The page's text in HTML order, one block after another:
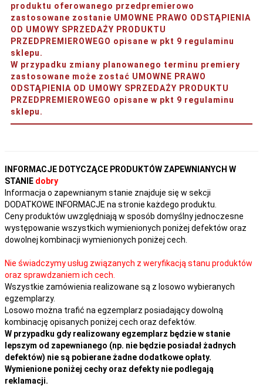
produktu oferowanego przedpremierowo
zastosowane zostanie UMOWNE PRAWO ODSTĄPIENIA
OD UMOWY SPRZEDAŻY PRODUKTU
PRZEDPREMIEROWEGO opisane w pkt 9 regulaminu
sklepu.
W przypadku zmiany planowanego terminu premiery
zastosowane może zostać UMOWNE PRAWO
ODSTĄPIENIA OD UMOWY SPRZEDAŻY PRODUKTU
PRZEDPREMIEROWEGO opisane w pkt 9 regulaminu
sklepu.
INFORMACJE DOTYCZĄCE PRODUKTÓW ZAPEWNIANYCH W
STANIE dobry
Informacja o zapewnianym stanie znajduje się w sekcji
DODATKOWE INFORMACJE na stronie każdego produktu.
Ceny produktów uwzględniają w sposób domyślny jednoczesne
występowanie wszystkich wymienionych poniżej defektów oraz
dowolnej kombinacji wymienionych poniżej cech.
Nie świadczymy usług związanych z weryfikacją stanu produktów
oraz sprawdzaniem ich cech.
Wszystkie zamówienia realizowane są z losowo wybieranych
egzemplarzy.
Losowo można trafić na egzemplarz posiadający dowolną
kombinację opisanych poniżej cech oraz defektów.
W przypadku gdy realizowany egzemplarz będzie w stanie
lepszym od zapewnianego (np. nie będzie posiadał żadnych
defektów) nie są pobierane żadne dodatkowe opłaty.
Wymienione poniżej cechy oraz defekty nie podlegają
reklamacji.